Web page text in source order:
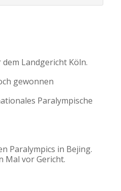
Landgericht Köln.
gewonnen
Paralympische
Paralympics in Bejing.
Mal vor Gericht.